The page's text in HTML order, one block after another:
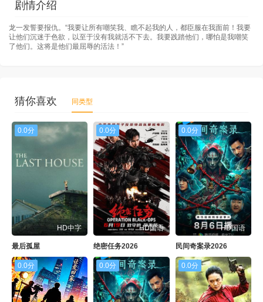
剧情介绍
龙一发誓要报仇。“我要让所有嘲笑我、瞧不起我的人，都臣服在我面前！我要
让他们沉迷于色欲，以至于没有我就活不下去。我要践踏他们，哪怕是我嘲笑
了他们。这将是他们最屈辱的活法！”
猜你喜欢 同类型
0.0分
HD中字
最后孤屋
0.0分
HD国语
绝密任务2026
0.0分
HD国语
民间奇案录2026
0.0分 0.0分 0.0分